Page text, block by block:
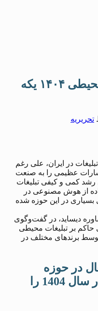
کدام برندها در تبلیغات محیطی ۱۴۰۴ یکه
تحریریه
در ایران، علی رغم
12 روزه که خسارات عظیمی را به صنعت
کرد، در سال 1404 شاهد رشد کمی و کیفی تبلیغات
از هوش مصنوعی در
بسیاری در این حوزه شده
دیساید، در گفت‌وگوی
بر تبلیغات محیطی
برندهای مختلف در
در حوزه
تبلیغات، فضای تبلیغات در سال 1404 را